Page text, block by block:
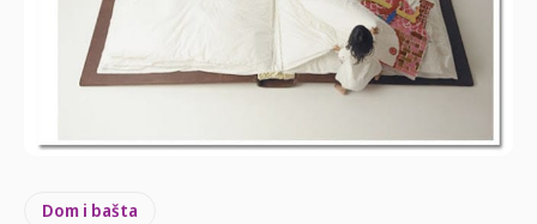
Dom i bašta